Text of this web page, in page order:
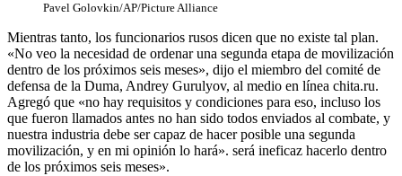
Pavel Golovkin/AP/Picture Alliance
Mientras tanto, los funcionarios rusos dicen que no existe tal plan.
«No veo la necesidad de ordenar una segunda etapa de movilización
dentro de los próximos seis meses», dijo el miembro del comité de
defensa de la Duma, Andrey Gurulyov, al medio en línea chita.ru.
Agregó que «no hay requisitos y condiciones para eso, incluso los
que fueron llamados antes no han sido todos enviados al combate, y
nuestra industria debe ser capaz de hacer posible una segunda
movilización, y en mi opinión lo hará». será ineficaz hacerlo dentro
de los próximos seis meses».